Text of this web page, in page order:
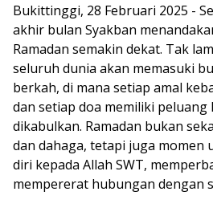
Bukittinggi, 28 Februari 2025 -
akhir bulan Syakban
Ramadan semakin dekat. Tak
seluruh dunia akan memasuki
berkah, di mana setiap amal
dan setiap doa memiliki
dikabulkan. Ramadan bukan
dan dahaga, tetapi juga momen
diri kepada Allah SWT,
mempererat hubungan dengan